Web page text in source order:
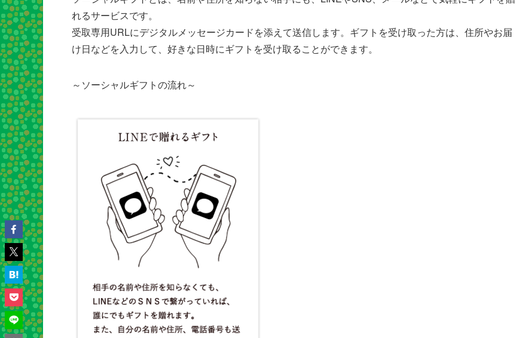
れるサービスです。
受取専用URLにデジタルメッセージカードを添えて送信します。ギフトを受け取った方は、住所やお届
け日などを入力して、好きな日時にギフトを受け取ることができます。
～ソーシャルギフトの流れ～